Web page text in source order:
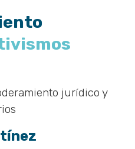
jurídico y